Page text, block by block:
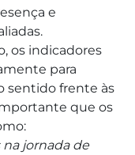
e
os indicadores
para
sentido frente às
que os
na jornada de